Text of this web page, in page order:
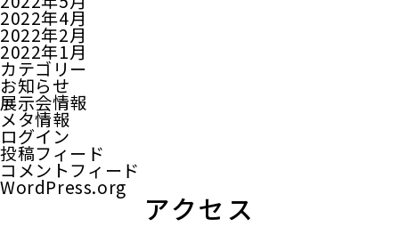
2022年4月
2022年2月
2022年1月
カテゴリー
お知らせ
展示会情報
メタ情報
ログイン
投稿フィード
コメントフィード
WordPress.org
アクセス